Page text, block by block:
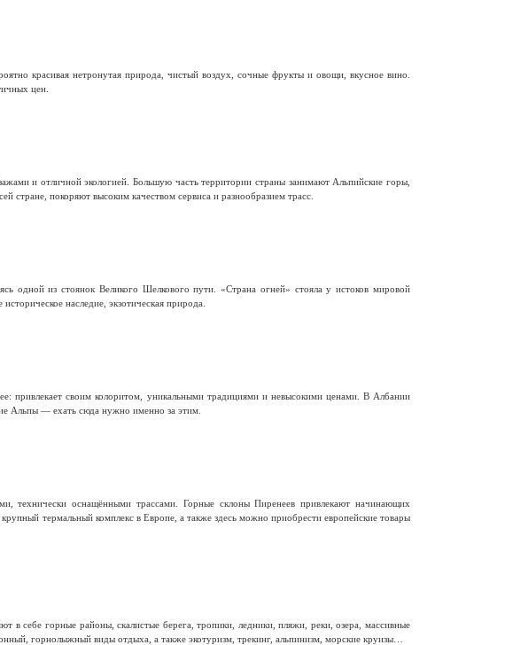
красивая нетронутая природа, чистый воздух, сочные фрукты и овощи, вкусное вино.
цен.
и отличной экологией. Большую часть территории страны занимают Альпийские горы,
покоряют высоким качеством сервиса и разнообразием трасс.
одной из стоянок Великого Шелкового пути. «Страна огней» стояла у истоков мировой
наследие, экзотическая природа.
привлекает своим колоритом, уникальными традициями и невысокими ценами. В Албании
Альпы — ехать сюда нужно именно за этим.
оснащёнными трассами. Горные склоны Пиренеев привлекают начинающих
термальный комплекс в Европе, а также здесь можно приобрести европейские товары
себе горные районы, скалистые берега, тропики, ледники, пляжи, реки, озера, массивные
горнолыжный виды отдыха, а также экотуризм, трекинг, альпинизм, морские круизы…